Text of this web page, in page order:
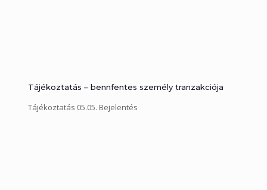
Tájékoztatás – bennfentes személy tranzakciója
Tájékoztatás 05.05. Bejelentés